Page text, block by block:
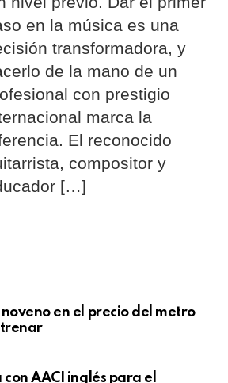
en la música es una
transformadora, y
de la mano de un
con prestigio
marca la
El reconocido
compositor y
[…]
en el precio del metro
AACI inglés para el